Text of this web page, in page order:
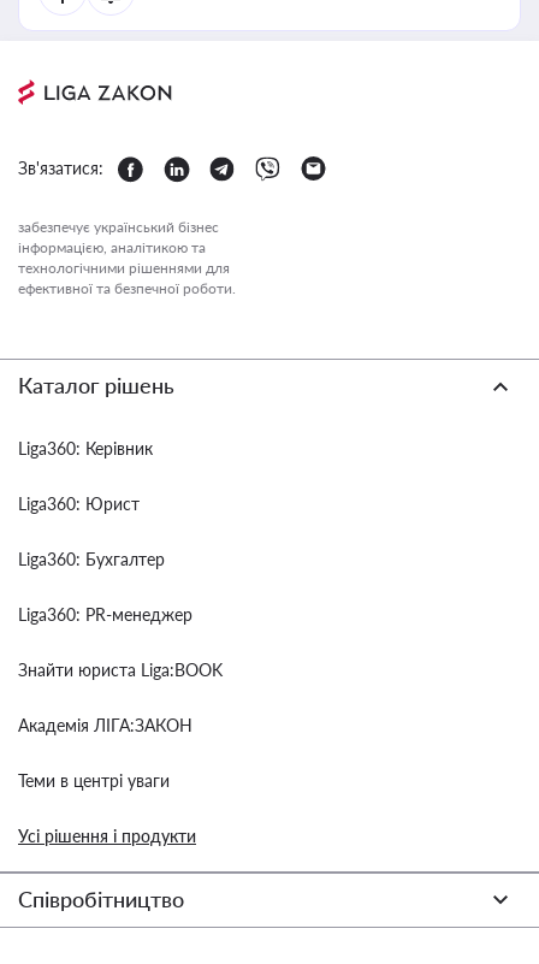
Зв'язатися:
забезпечує український бізнес
інформацією, аналітикою та
технологічними рішеннями для
ефективної та безпечної роботи.
Каталог рішень
Liga360: Керівник
Liga360: Юрист
Liga360: Бухгалтер
Liga360: PR-менеджер
Знайти юриста Liga:BOOK
Академія ЛІГА:ЗАКОН
Теми в центрі уваги
Усі рішення і продукти
Співробітництво